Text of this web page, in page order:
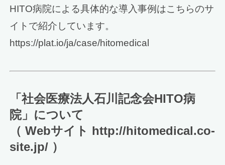
HITO病院による具体的な導入事例はこちらのサ
イトで紹介しています。
https://plat.io/ja/case/hitomedical
「社会医療法人石川記念会HITO病
院」について
（ Webサイト http://hitomedical.co-
site.jp/ ）